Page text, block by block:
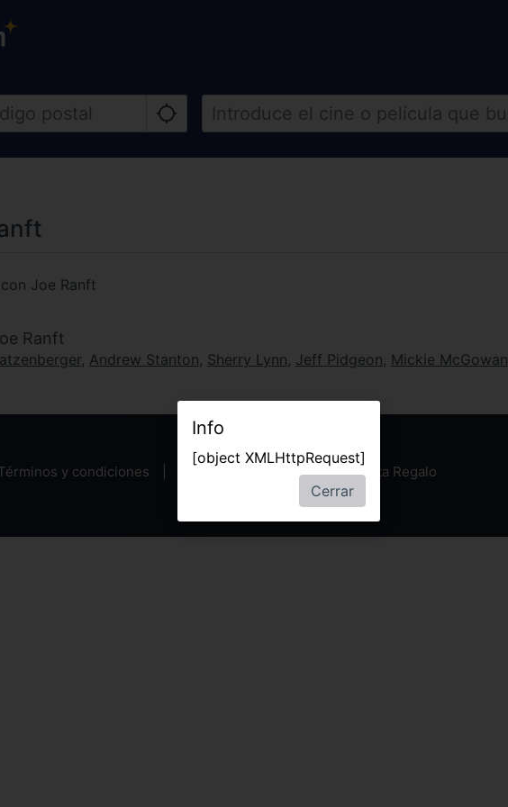
Joe Ranft
Ranft
, Andrew Stanton, Sherry Lynn, Jeff Pidgeon, Mickie McGowan
y condiciones Política de privacidad Tarjeta Regalo
Info
[object XMLHttpRequest]
Cerrar